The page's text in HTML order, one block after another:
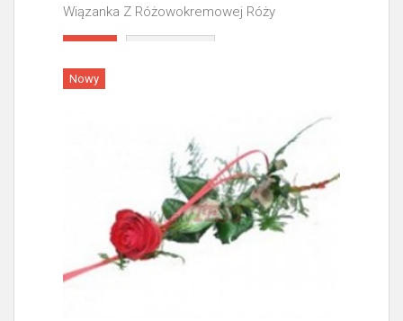
Wiązanka Z Różowokremowej Róży
Nowy